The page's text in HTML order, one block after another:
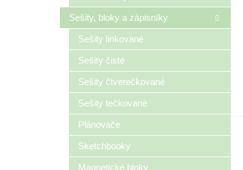
Sešity, bloky a zápisníky
Sešity linkované
Sešity čisté
Sešity čtverečkované
Sešity tečkované
Plánovače
Sketchbooky
Magnetické bloky